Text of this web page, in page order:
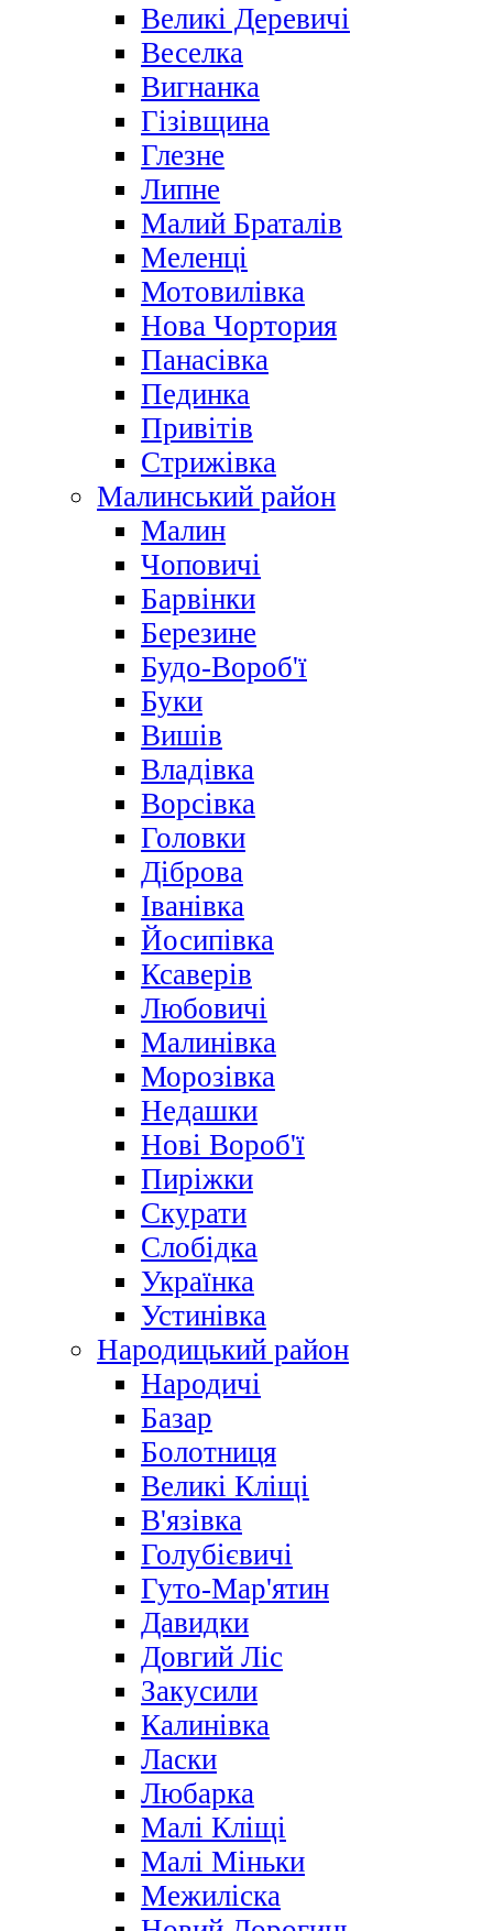
Великі Деревичі
Веселка
Вигнанка
Гізівщина
Глезне
Липне
Малий Браталів
Меленці
Мотовилівка
Нова Чортория
Панасівка
Пединка
Привітів
Стрижівка
Малинський район
Малин
Чоповичі
Барвінки
Березине
Будо-Вороб'ї
Буки
Вишів
Владівка
Ворсівка
Головки
Діброва
Іванівка
Йосипівка
Ксаверів
Любовичі
Малинівка
Морозівка
Недашки
Нові Вороб'ї
Пиріжки
Скурати
Слобідка
Українка
Устинівка
Народицький район
Народичі
Базар
Болотниця
Великі Кліщі
В'язівка
Голубієвичі
Гуто-Мар'ятин
Давидки
Довгий Ліс
Закусили
Калинівка
Ласки
Любарка
Малі Кліщі
Малі Міньки
Межиліска